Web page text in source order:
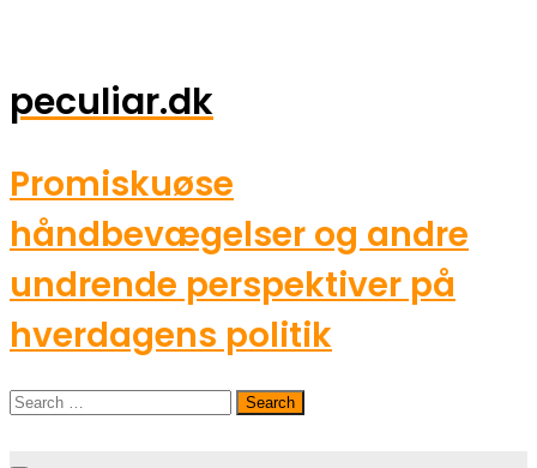
peculiar.dk
Promiskuøse
håndbevægelser og andre
undrende perspektiver på
hverdagens politik
Search